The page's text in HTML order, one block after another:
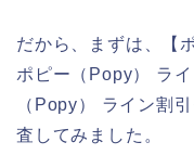
だから、まずは、【
ポピー（Popy） ラ
（Popy） ライン割
査してみました。